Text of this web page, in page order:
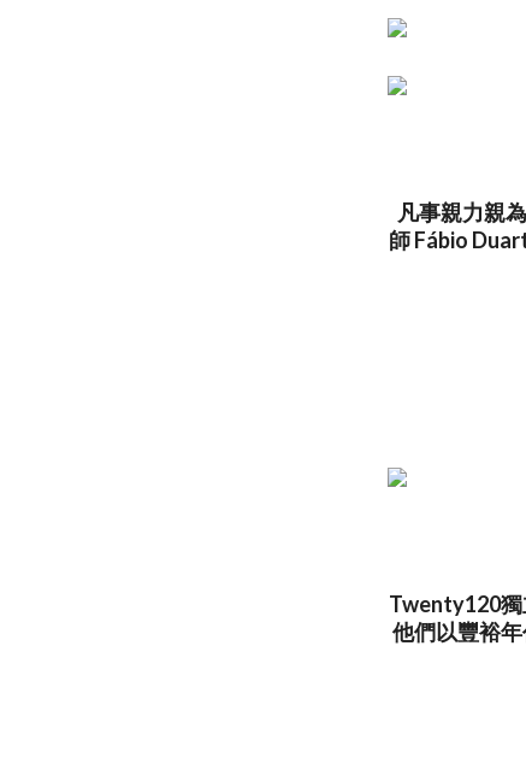
凡事親力親
師 Fábio
Twenty120獨
他們以豐裕